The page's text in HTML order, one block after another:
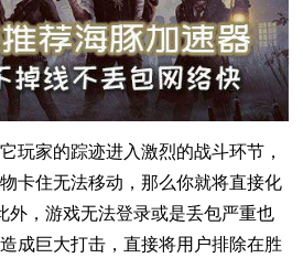
玩家的踪迹进入激烈的战斗环节，
卡住无法移动，那么你就将直接化
外，游戏无法登录或是丢包严重也
成巨大打击，直接将用户排除在胜